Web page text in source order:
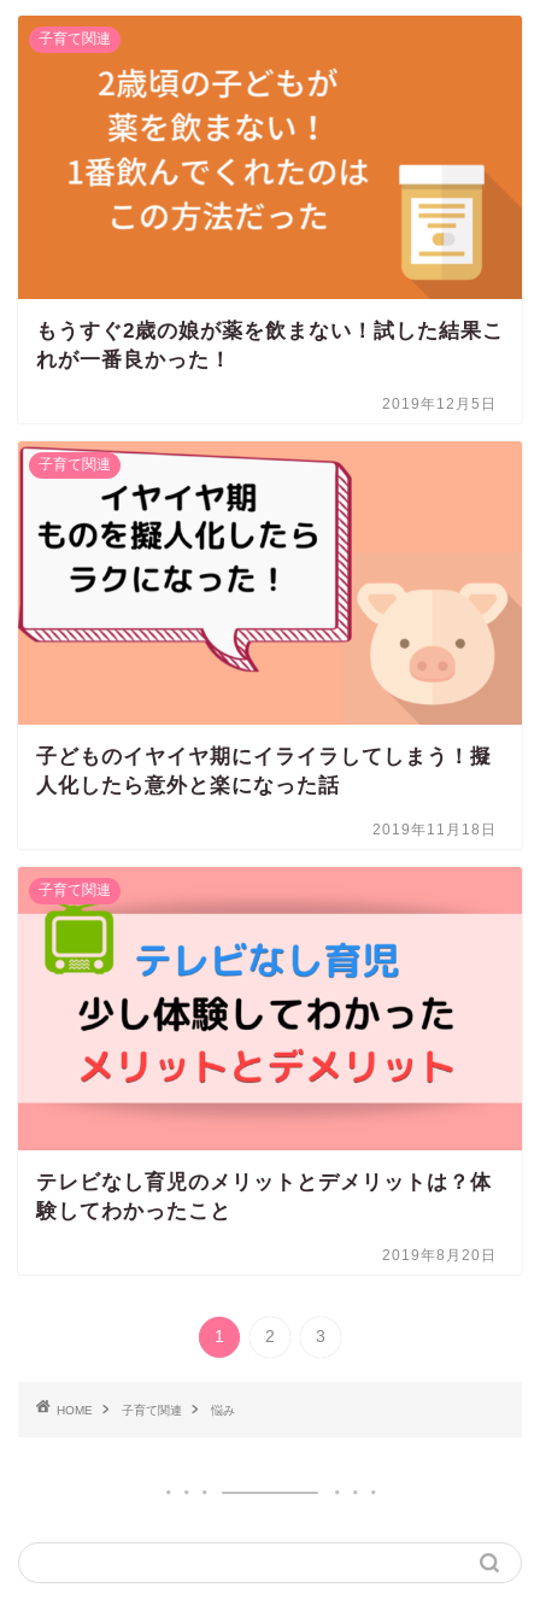
子育て関連
もうすぐ2歳の娘が薬を飲まない！試した結果こ
れが一番良かった！
2019年12月5日
子育て関連
子どものイヤイヤ期にイライラしてしまう！擬
人化したら意外と楽になった話
2019年11月18日
子育て関連
テレビなし育児のメリットとデメリットは？体
験してわかったこと
2019年8月20日
1 2 3
HOME 子育て関連 悩み